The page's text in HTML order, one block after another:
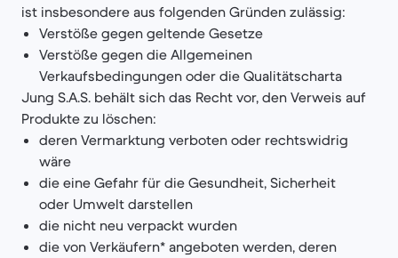
ist insbesondere aus folgenden Gründen zulässig:
Verstöße gegen geltende Gesetze
Verstöße gegen die Allgemeinen
Verkaufsbedingungen oder die Qualitätscharta
Jung S.A.S. behält sich das Recht vor, den Verweis auf
Produkte zu löschen:
deren Vermarktung verboten oder rechtswidrig
wäre
die eine Gefahr für die Gesundheit, Sicherheit
oder Umwelt darstellen
die nicht neu verpackt wurden
die von Verkäufern* angeboten werden, deren